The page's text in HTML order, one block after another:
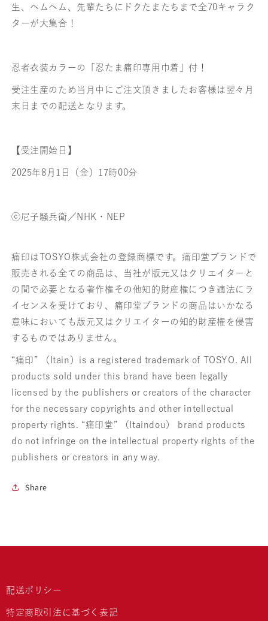
郎】
生・
鉢
郎・
丸
18mm
量
を
す
郎】
生・
鉢
丸
18mm
量
を
す
生、ヘムヘム、先輩たちにドクたまたちまで全70キャラク
ターが大集合！
忍者衣装カラーの「忍たま痛印専用巾着」付！
受注生産のため当月中にご注文頂きましたお客様は翌々月
末日までの配送となります。
【受注開始日】
2025年8月1日（金）17時00分
ⓒ尼子騒兵衛／NHK・NEP
痛印はTOSYO株式会社の登録商標です。痛印堂ブランドで
販売される全ての商品は、当社が版元又はクリエイターと
の間で必要となる著作権その他知的財産権につき適法にラ
イセンスを受けており、痛印堂ブランドの商品はいかなる
意味においても版元又はクリエイターの知的財産権を侵害
するものではありません。
“痛印” （Itain）is a registered trademark of TOSYO. All
products sold under this brand have been legally
licensed by the publishers or creators of the character
for the necessary copyrights and other intellectual
property rights. “痛印堂” （Itaindou） brand products
do not infringe on the intellectual property rights of the
publishers or creators in any way.
Share
配送ポリシー
特定商取引法に基づく表記